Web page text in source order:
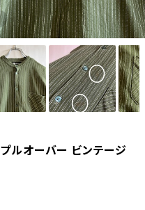
ルオーバー ビンテージ